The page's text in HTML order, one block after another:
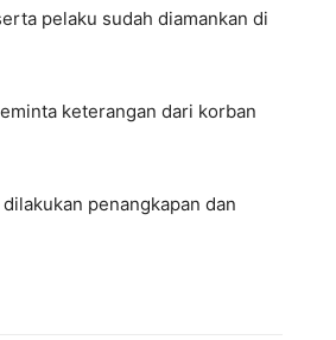
pelaku sudah diamankan di
keterangan dari korban
penangkapan dan